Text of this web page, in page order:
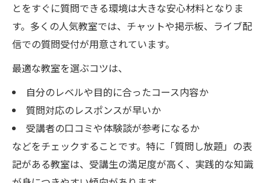
とをすぐに質問できる環境は大きな安心材料となりま
す。多くの人気教室では、チャットや掲示板、ライブ配
信での質問受付が用意されています。
最適な教室を選ぶコツは、
自分のレベルや目的に合ったコース内容か
質問対応のレスポンスが早いか
受講者の口コミや体験談が参考になるか
などをチェックすることです。特に「質問し放題」の表
記がある教室は、受講生の満足度が高く、実践的な知識